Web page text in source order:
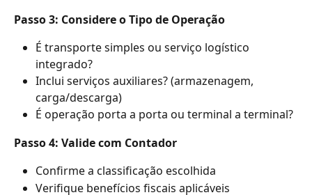
Passo 3: Considere o Tipo de Operação
É transporte simples ou serviço logístico
integrado?
Inclui serviços auxiliares? (armazenagem,
carga/descarga)
É operação porta a porta ou terminal a terminal?
Passo 4: Valide com Contador
Confirme a classificação escolhida
Verifique benefícios fiscais aplicáveis